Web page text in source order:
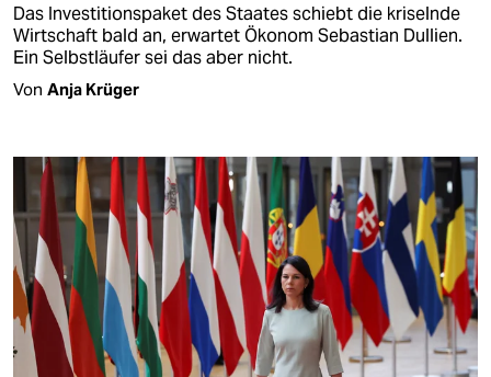
Das Investitionspaket des Staates schiebt die kriselnde
Wirtschaft bald an, erwartet Ökonom Sebastian Dullien.
Ein Selbstläufer sei das aber nicht.
Von Anja Krüger